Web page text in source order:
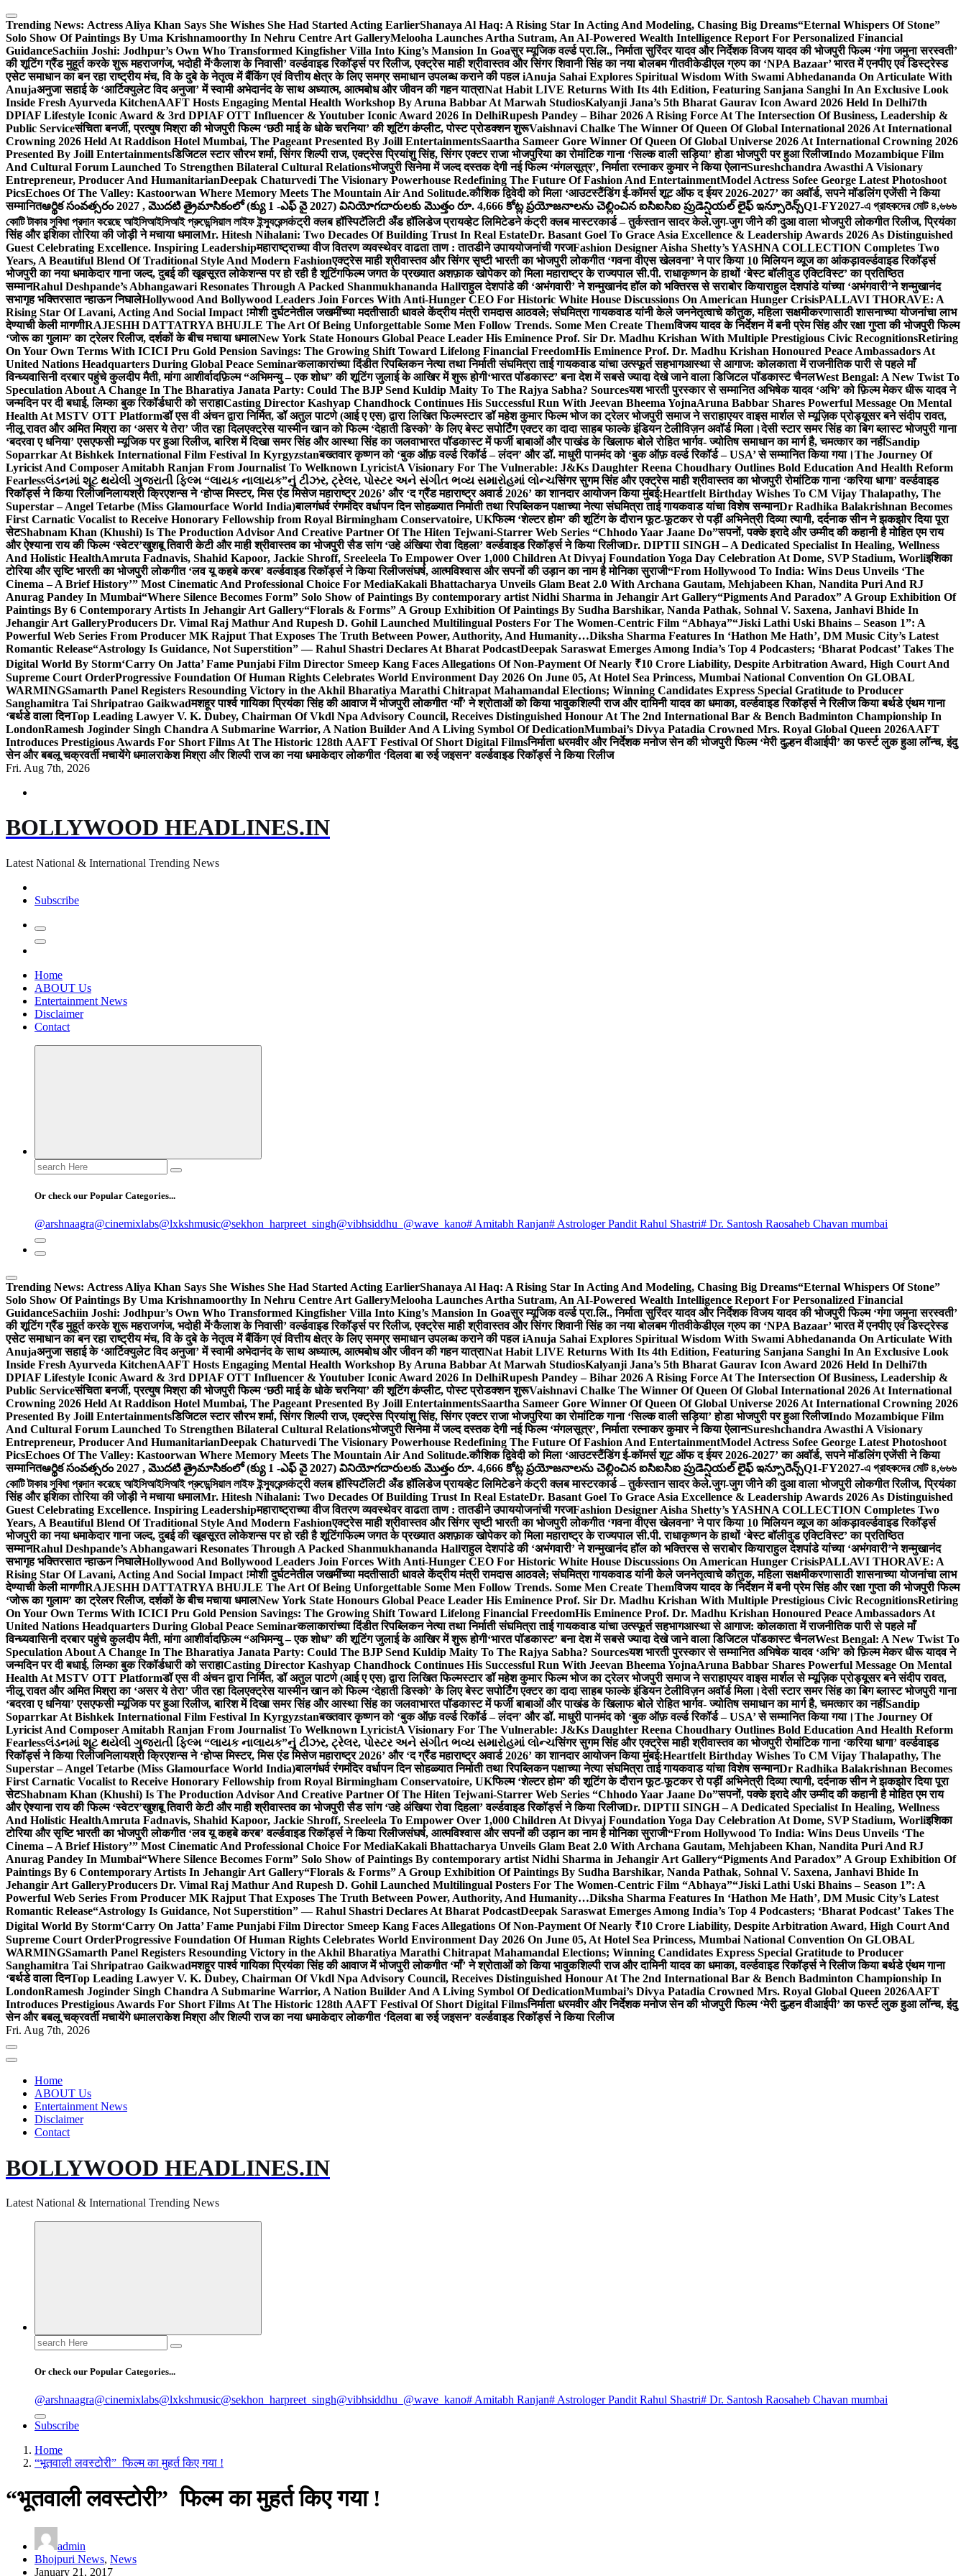
Skip
to
content
Trending News: Actress Aliya Khan Says She Wishes She Had Started Acting EarlierShanaya Al Haq: A Rising Star In Acting And Modeling, Chasing Big Dreams“Eternal Whispers Of Stone”
Solo Show Of Paintings By Uma Krishnamoorthy In Nehru Centre Art GalleryMelooha Launches Artha Sutram, An AI-Powered Wealth Intelligence Report For Personalized Financial
GuidanceSachiin Joshi: Jodhpur’s Own Who Transformed Kingfisher Villa Into King’s Mansion In Goaसुर म्यूजिक वर्ल्ड प्रा.लि., निर्माता सुरिंदर यादव और निर्देशक विजय यादव की भोजपुरी फिल्म ‘गंगा जमुना सरस्वती’
की शूटिंग ग्रैंड मुहूर्त करके शुरू महराजगंज, भदोही में‘कैलाश के निवासी’ वर्ल्डवाइड रिकॉर्ड्स पर रिलीज, एक्ट्रेस माही श्रीवास्तव और सिंगर शिवानी सिंह का नया बोलबम गीतवीकेडीएल ग्रुप का ‘NPA Bazaar’ भारत में एनपीए एवं डिस्ट्रेस्ड
एसेट समाधान का बन रहा राष्ट्रीय मंच, वि के दुबे के नेतृत्व में बैंकिंग एवं वित्तीय क्षेत्र के लिए समग्र समाधान उपलब्ध कराने की पहल iAnuja Sahai Explores Spiritual Wisdom With Swami Abhedananda On Articulate With
Anujaअनुजा सहाई के ‘आर्टिक्युलेट विद अनुजा’ में स्वामी अभेदानंद के साथ अध्यात्म, आत्मबोध और जीवन की गहन यात्राNat Habit LIVE Returns With Its 4th Edition, Featuring Sanjana Sanghi In An Exclusive Look
Inside Fresh Ayurveda KitchenAAFT Hosts Engaging Mental Health Workshop By Aruna Babbar At Marwah StudiosKalyanji Jana’s 5th Bharat Gaurav Icon Award 2026 Held In Delhi7th
DPIAF Lifestyle Iconic Award & 3rd DPIAF OTT Influencer & Youtuber Iconic Award 2026 In DelhiRupesh Pandey – Bihar 2026 A Rising Force At The Intersection Of Business, Leadership &
Public Serviceसंचिता बनर्जी, प्रत्युष मिश्रा की भोजपुरी फिल्म ‘छठी माई के धोके चरनिया’ की शूटिंग कंप्लीट, पोस्ट प्रोडक्शन शुरूVaishnavi Chalke The Winner Of Queen Of Global International 2026 At International
Crowning 2026 Held At Raddison Hotel Mumbai, The Pageant Presented By Joill EntertainmentsSaartha Sameer Gore Winner Of Queen Of Global Universe 2026 At International Crowning 2026
Presented By Joill Entertainmentsडिजिटल स्टार सौरभ शर्मा, सिंगर शिल्पी राज, एक्ट्रेस प्रियांशु सिंह, सिंगर एक्टर राजा भोजपुरिया का रोमांटिक गाना ‘सिल्क वाली सड़िया’ होडा भोजपुरी पर हुआ रिलीजIndo Mozambique Film
And Cultural Forum Launched To Strengthen Bilateral Cultural Relationsभोजपुरी सिनेमा में जल्द दस्तक देगी नई फिल्म ‘मंगलसूत्र’, निर्माता रत्नाकर कुमार ने किया ऐलानSureshchandra Awasthi A Visionary
Entrepreneur, Producer And HumanitarianDeepak Chaturvedi The Visionary Powerhouse Redefining The Future Of Fashion And EntertainmentModel Actress Sofee George Latest Photoshoot
PicsEchoes Of The Valley: Kastoorwan Where Memory Meets The Mountain Air And Solitude.कौशिक द्विवेदी को मिला ‘आउटस्टैंडिंग ई-कॉमर्स शूट ऑफ द ईयर 2026-2027’ का अवॉर्ड, सपने मॉडलिंग एजेंसी ने किया
सम्मानितఆర్థిక సంవత్సరం 2027 , మొదటి త్రైమాసికంలో (క్యు 1 -ఎఫ్ వై 2027) వినియోగదారులకు మొత్తం రూ. 4,666 కోట్ల ప్రయోజనాలను చెల్లించిన ఐసిఐసిఐ ప్రుడెన్షియల్ లైఫ్ ఇన్సూరెన్స్Q1-FY2027-এ গ্রাহকদের মোট ৪,৬৬৬
কোটি টাকার সুবিধা প্রদান করেছে আইসিআইসিআই প্রুডেন্সিয়াল লাইফ ইন্স্যুরেন্সकंट्री क्लब हॉस्पिटॅलिटी अँड हॉलिडेज प्रायव्हेट लिमिटेडने कंट्री क्लब मास्टरकार्ड – तुर्कस्तान सादर केले.जुग-जुग जीने की दुआ वाला भोजपुरी लोकगीत रिलीज, प्रियंका
सिंह और इशिका तोरिया की जोड़ी ने मचाया धमालMr. Hitesh Nihalani: Two Decades Of Building Trust In Real EstateDr. Basant Goel To Grace Asia Excellence & Leadership Awards 2026 As Distinguished
Guest Celebrating Excellence. Inspiring Leadershipमहाराष्ट्राच्या वीज वितरण व्यवस्थेवर वाढता ताण : तातडीने उपाययोजनांची गरजFashion Designer Aisha Shetty’s YASHNA COLLECTION Completes Two
Years, A Beautiful Blend Of Traditional Style And Modern Fashionएक्ट्रेस माही श्रीवास्तव और सिंगर सृष्टी भारती का भोजपुरी लोकगीत ‘गवना वीएस खेलवना’ ने पार किया 10 मिलियन व्यूज का आंकड़ावर्ल्डवाइड रिकॉर्ड्स
भोजपुरी का नया धमाकेदार गाना जल्द, दुबई की खूबसूरत लोकेशन्स पर हो रही है शूटिंगफिल्म जगत के प्रख्यात अशफ़ाक खोपेकर को मिला महाराष्ट्र के राज्यपाल सी.पी. राधाकृष्णन के हाथों ‘बेस्ट बॉलीवुड एक्टिविस्ट’ का प्रतिष्ठित
सम्मानRahul Deshpande’s Abhangawari Resonates Through A Packed Shanmukhananda Hallराहुल देशपांडे की ‘अभंगवारी’ ने शन्मुखानंद हॉल को भक्तिरस से सराबोर कियाराहुल देशपांडे यांच्या ‘अभंगवारी’ने शन्मुखानंद
सभागृह भक्तिरसात न्हाऊन निघालेHollywood And Bollywood Leaders Join Forces With Anti-Hunger CEO For Historic White House Discussions On American Hunger CrisisPALLAVI THORAVE: A
Rising Star Of Lavani, Acting And Social Impact !मोशी दुर्घटनेतील जखमींच्या मदतीसाठी धावले केंद्रीय मंत्री रामदास आठवले; संघमित्रा गायकवाड यांनी केले जननेतृत्वाचे कौतुक, महिला सक्षमीकरणासाठी शासनाच्या योजनांचा लाभ
देण्याची केली मागणीRAJESHH DATTATRYA BHUJLE The Art Of Being Unforgettable Some Men Follow Trends. Some Men Create Themविजय यादव के निर्देशन में बनी प्रेम सिंह और रक्षा गुप्ता की भोजपुरी फिल्म
‘जोरू का गुलाम’ का ट्रेलर रिलीज, दर्शकों के बीच मचाया धमालNew York State Honours Global Peace Leader His Eminence Prof. Sir Dr. Madhu Krishan With Multiple Prestigious Civic RecognitionsRetiring
On Your Own Terms With ICICI Pru Gold Pension Savings: The Growing Shift Toward Lifelong Financial FreedomHis Eminence Prof. Dr. Madhu Krishan Honoured Peace Ambassadors At
United Nations Headquarters During Global Peace Seminarकलाकारांच्या दिंडीत रिपब्लिकन नेत्या तथा निर्माती संघमित्रा ताई गायकवाड यांचा उत्स्फूर्त सहभागआस्था से आगाज: कोलकाता में राजनीतिक पारी से पहले माँ
विन्ध्यवासिनी दरबार पहुंचे कुलदीप मैती, मांगा आशीर्वादफ़िल्म “अभिमन्यु – एक शोध” की शूटिंग जुलाई के आखिर में शुरू होगी‘भारत पॉडकास्ट’ बना देश में सबसे ज्यादा देखे जाने वाला डिजिटल पॉडकास्ट चैनलWest Bengal: A New Twist To
Speculation About A Change In The Bharatiya Janata Party: Could The BJP Send Kuldip Maity To The Rajya Sabha? Sourcesयश भारती पुरस्कार से सम्मानित अभिषेक यादव ‘अभि’ को फ़िल्म मेकर धीरू यादव ने
जन्मदिन पर दी बधाई, लिम्का बुक रिकॉर्डधारी को सराहाCasting Director Kashyap Chandhock Continues His Successful Run With Jeevan Bheema YojnaAruna Babbar Shares Powerful Message On Mental
Health At MSTV OTT Platformडॉ एस वी अंचन द्वारा निर्मित, डॉ अतुल पाटणे (आई ए एस) द्वारा लिखित फिल्मस्टार डॉ महेश कुमार फिल्म भोज का ट्रेलर भोजपुरी समाज ने सराहाएयर वाइस मार्शल से म्यूज़िक प्रोड्यूसर बने संदीप रावत,
नीलू रावत और अमित मिश्रा का ‘असर ये तेरा’ जीत रहा दिलएक्ट्रेस यास्मीन खान को फिल्म ‘देहाती डिस्को’ के लिए बेस्ट सपोर्टिंग एक्टर का दादा साहब फाल्के इंडियन टेलीविज़न अवॉर्ड मिला।देसी स्टार समर सिंह का बिग ब्लास्ट भोजपुरी गाना
‘बदरवा ए धनिया’ एसएफसी म्यूजिक पर हुआ रिलीज, बारिश में दिखा समर सिंह और आस्था सिंह का जलवाभारत पॉडकास्ट में फर्जी बाबाओं और पाखंड के खिलाफ बोले रोहित भार्गव- ज्योतिष समाधान का मार्ग है, चमत्कार का नहींSandip
Soparrkar At Bishkek International Film Festival In Kyrgyzstanबख्तवार कृष्णन को ‘बुक ऑफ़ वर्ल्ड रिकॉर्ड – लंदन’ और डॉ. माधुरी पानमंद को ‘बुक ऑफ़ वर्ल्ड रिकॉर्ड – USA’ से सम्मानित किया गया।The Journey Of
Lyricist And Composer Amitabh Ranjan From Journalist To Welknown LyricistA Visionary For The Vulnerable: J&Ks Daughter Reena Choudhary Outlines Bold Education And Health Reform
Fearlessલંડનમાં શૂટ થયેલી ગુજરાતી ફિલ્મ “લાયક નાલાયક”નું ટીઝર, ટ્રેલર, પોસ્ટર અને સંગીત ભવ્ય સમારોહમાં લોન્ચसिंगर सुगम सिंह और एक्ट्रेस माही श्रीवास्तव का भोजपुरी रोमांटिक गाना ‘करिया धागा’ वर्ल्डवाइड
रिकॉर्ड्स ने किया रिलीजनिलायश्री क्रिएशन्स ने ‘होप्स मिस्टर, मिस एंड मिसेज महाराष्ट्र 2026’ और ‘द ग्रैंड महाराष्ट्र अवार्ड 2026’ का शानदार आयोजन किया मुंबई:Heartfelt Birthday Wishes To CM Vijay Thalapathy, The
Superstar – Angel Tetarbe (Miss Glamourface World India)बालगंधर्व रंगमंदिर वर्धापन दिन सोहळ्यात निर्माती तथा रिपब्लिकन पक्षाच्या नेत्या संघमित्रा ताई गायकवाड यांचा विशेष सन्मानDr Radhika Balakrishnan Becomes
First Carnatic Vocalist to Receive Honorary Fellowship from Royal Birmingham Conservatoire, UKफिल्म ‘शेल्टर होम’ की शूटिंग के दौरान फूट-फूटकर रो पड़ीं अभिनेत्री दिव्या त्यागी, दर्दनाक सीन ने झकझोर दिया पूरा
सेटShabnam Khan (Khushi) Is The Production Advisor And Creative Partner Of The Hiten Tejwani-Starrer Web Series “Chhodo Yaar Jaane Do”सपनों, पक्के इरादे और उम्मीद की कहानी है मोहित एम राय
और ऐश्याना राय की फिल्म ‘स्वेटर’खुशबू तिवारी केटी और माही श्रीवास्तव का भोजपुरी सैड सांग ‘उहे अंखिया रोवा दिहला’ वर्ल्डवाइड रिकॉर्ड्स ने किया रिलीजDr. DIPTII SINGH – A Dedicated Specialist In Healing, Wellness
And Holistic HealthAmruta Fadnavis, Shahid Kapoor, Jackie Shroff, Sreeleela To Empower Over 1,000 Children At Divyaj Foundation Yoga Day Celebration At Dome, SVP Stadium, Worliइशिका
टोरिया और सृष्टि भारती का भोजपुरी लोकगीत ‘लव यू कहबे करब’ वर्ल्डवाइड रिकॉर्ड्स ने किया रिलीजसंघर्ष, आत्मविश्वास और सपनों की उड़ान का नाम है मोनिका सुराजी“From Hollywood To India: Wins Deus Unveils ‘The
Cinema – A Brief History’” Most Cinematic And Professional Choice For MediaKakali Bhattacharya Unveils Glam Beat 2.0 With Archana Gautam, Mehjabeen Khan, Nandita Puri And RJ
Anurag Pandey In Mumbai“Where Silence Becomes Form” Solo Show of Paintings By contemporary artist Nidhi Sharma in Jehangir Art Gallery“Pigments And Paradox” A Group Exhibition Of
Paintings By 6 Contemporary Artists In Jehangir Art Gallery“Florals & Forms” A Group Exhibition Of Paintings By Sudha Barshikar, Nanda Pathak, Sohnal V. Saxena, Janhavi Bhide In
Jehangir Art GalleryProducers Dr. Vimal Raj Mathur And Rupesh D. Gohil Launched Multilingual Posters For The Women-Centric Film “Abhaya”“Jiski Lathi Uski Bhains – Season 1”: A
Powerful Web Series From Producer MK Rajput That Exposes The Truth Between Power, Authority, And Humanity…Diksha Sharma Features In ‘Hathon Me Hath’, DM Music City’s Latest
Romantic Release“Astrology Is Guidance, Not Superstition” — Rahul Shastri Declares At Bharat PodcastDeepak Saraswat Emerges Among India’s Top 4 Podcasters; ‘Bharat Podcast’ Takes The
Digital World By Storm‘Carry On Jatta’ Fame Punjabi Film Director Smeep Kang Faces Allegations Of Non-Payment Of Nearly ₹10 Crore Liability, Despite Arbitration Award, High Court And
Supreme Court OrderProgressive Foundation Of Human Rights Celebrates World Environment Day 2026 On June 05, At Hotel Sea Princess, Mumbai National Convention On GLOBAL
WARMINGSamarth Panel Registers Resounding Victory in the Akhil Bharatiya Marathi Chitrapat Mahamandal Elections; Winning Candidates Express Special Gratitude to Producer
Sanghamitra Tai Shripatrao Gaikwadमशहूर पार्श्व गायिका प्रियंका सिंह की आवाज में भोजपुरी लोकगीत ‘माँ’ ने श्रोताओं को किया भावुकशिल्पी राज और दामिनी यादव का धमाका, वर्ल्डवाइड रिकॉर्ड्स ने रिलीज किया बर्थडे एंथम गाना
‘बर्थडे वाला दिनTop Leading Lawyer V. K. Dubey, Chairman Of Vkdl Npa Advisory Council, Receives Distinguished Honour At The 2nd International Bar & Bench Badminton Championship In
LondonRamesh Joginder Singh Chandra A Submarine Warrior, A Nation Builder And A Living Symbol Of DedicationMumbai’s Divya Patadia Crowned Mrs. Royal Global Queen 2026AAFT
Introduces Prestigious Awards For Short Films At The Historic 128th AAFT Festival Of Short Digital Filmsनिर्माता धरमवीर और निर्देशक मनोज सेन की भोजपुरी फिल्म ‘मेरी दुल्हन वीआईपी’ का फर्स्ट लुक हुआ लॉन्च, इंदु
सेन और बबलू चक्रवर्ती मचायेंगे धमालराकेश मिश्रा और शिल्पी राज का नया धमाकेदार लोकगीत ‘दिलवा बा रुई जइसन’ वर्ल्डवाइड रिकॉर्ड्स ने किया रिलीज
Fri. Aug 7th, 2026
BOLLYWOOD HEADLINES.IN
Latest National & International Trending News
Subscribe
Home
ABOUT Us
Entertainment News
Disclaimer
Contact
Search
for:
Or check our Popular Categories...
@arshnaagra@cinemixlabs@lxkshmusic@sekhon_harpreet_singh@vibhsiddhu_ @wave_kano# Amitabh Ranjan# Astrologer Pandit Rahul Shastri# Dr. Santosh Raosaheb Chavan mumbai
Trending News: Actress Aliya Khan Says She Wishes She Had Started Acting EarlierShanaya Al Haq: A Rising Star In Acting And Modeling, Chasing Big Dreams“Eternal Whispers Of Stone”
Solo Show Of Paintings By Uma Krishnamoorthy In Nehru Centre Art GalleryMelooha Launches Artha Sutram, An AI-Powered Wealth Intelligence Report For Personalized Financial
GuidanceSachiin Joshi: Jodhpur’s Own Who Transformed Kingfisher Villa Into King’s Mansion In Goaसुर म्यूजिक वर्ल्ड प्रा.लि., निर्माता सुरिंदर यादव और निर्देशक विजय यादव की भोजपुरी फिल्म ‘गंगा जमुना सरस्वती’
की शूटिंग ग्रैंड मुहूर्त करके शुरू महराजगंज, भदोही में‘कैलाश के निवासी’ वर्ल्डवाइड रिकॉर्ड्स पर रिलीज, एक्ट्रेस माही श्रीवास्तव और सिंगर शिवानी सिंह का नया बोलबम गीतवीकेडीएल ग्रुप का ‘NPA Bazaar’ भारत में एनपीए एवं डिस्ट्रेस्ड
एसेट समाधान का बन रहा राष्ट्रीय मंच, वि के दुबे के नेतृत्व में बैंकिंग एवं वित्तीय क्षेत्र के लिए समग्र समाधान उपलब्ध कराने की पहल iAnuja Sahai Explores Spiritual Wisdom With Swami Abhedananda On Articulate With
Anujaअनुजा सहाई के ‘आर्टिक्युलेट विद अनुजा’ में स्वामी अभेदानंद के साथ अध्यात्म, आत्मबोध और जीवन की गहन यात्राNat Habit LIVE Returns With Its 4th Edition, Featuring Sanjana Sanghi In An Exclusive Look
Inside Fresh Ayurveda KitchenAAFT Hosts Engaging Mental Health Workshop By Aruna Babbar At Marwah StudiosKalyanji Jana’s 5th Bharat Gaurav Icon Award 2026 Held In Delhi7th
DPIAF Lifestyle Iconic Award & 3rd DPIAF OTT Influencer & Youtuber Iconic Award 2026 In DelhiRupesh Pandey – Bihar 2026 A Rising Force At The Intersection Of Business, Leadership &
Public Serviceसंचिता बनर्जी, प्रत्युष मिश्रा की भोजपुरी फिल्म ‘छठी माई के धोके चरनिया’ की शूटिंग कंप्लीट, पोस्ट प्रोडक्शन शुरूVaishnavi Chalke The Winner Of Queen Of Global International 2026 At International
Crowning 2026 Held At Raddison Hotel Mumbai, The Pageant Presented By Joill EntertainmentsSaartha Sameer Gore Winner Of Queen Of Global Universe 2026 At International Crowning 2026
Presented By Joill Entertainmentsडिजिटल स्टार सौरभ शर्मा, सिंगर शिल्पी राज, एक्ट्रेस प्रियांशु सिंह, सिंगर एक्टर राजा भोजपुरिया का रोमांटिक गाना ‘सिल्क वाली सड़िया’ होडा भोजपुरी पर हुआ रिलीजIndo Mozambique Film
And Cultural Forum Launched To Strengthen Bilateral Cultural Relationsभोजपुरी सिनेमा में जल्द दस्तक देगी नई फिल्म ‘मंगलसूत्र’, निर्माता रत्नाकर कुमार ने किया ऐलानSureshchandra Awasthi A Visionary
Entrepreneur, Producer And HumanitarianDeepak Chaturvedi The Visionary Powerhouse Redefining The Future Of Fashion And EntertainmentModel Actress Sofee George Latest Photoshoot
PicsEchoes Of The Valley: Kastoorwan Where Memory Meets The Mountain Air And Solitude.कौशिक द्विवेदी को मिला ‘आउटस्टैंडिंग ई-कॉमर्स शूट ऑफ द ईयर 2026-2027’ का अवॉर्ड, सपने मॉडलिंग एजेंसी ने किया
सम्मानितఆర్థిక సంవత్సరం 2027 , మొదటి త్రైమాసికంలో (క్యు 1 -ఎఫ్ వై 2027) వినియోగదారులకు మొత్తం రూ. 4,666 కోట్ల ప్రయోజనాలను చెల్లించిన ఐసిఐసిఐ ప్రుడెన్షియల్ లైఫ్ ఇన్సూరెన్స్Q1-FY2027-এ গ্রাহকদের মোট ৪,৬৬৬
কোটি টাকার সুবিধা প্রদান করেছে আইসিআইসিআই প্রুডেন্সিয়াল লাইফ ইন্স্যুরেন্সकंट्री क्लब हॉस्पिटॅलिटी अँड हॉलिडेज प्रायव्हेट लिमिटेडने कंट्री क्लब मास्टरकार्ड – तुर्कस्तान सादर केले.जुग-जुग जीने की दुआ वाला भोजपुरी लोकगीत रिलीज, प्रियंका
सिंह और इशिका तोरिया की जोड़ी ने मचाया धमालMr. Hitesh Nihalani: Two Decades Of Building Trust In Real EstateDr. Basant Goel To Grace Asia Excellence & Leadership Awards 2026 As Distinguished
Guest Celebrating Excellence. Inspiring Leadershipमहाराष्ट्राच्या वीज वितरण व्यवस्थेवर वाढता ताण : तातडीने उपाययोजनांची गरजFashion Designer Aisha Shetty’s YASHNA COLLECTION Completes Two
Years, A Beautiful Blend Of Traditional Style And Modern Fashionएक्ट्रेस माही श्रीवास्तव और सिंगर सृष्टी भारती का भोजपुरी लोकगीत ‘गवना वीएस खेलवना’ ने पार किया 10 मिलियन व्यूज का आंकड़ावर्ल्डवाइड रिकॉर्ड्स
भोजपुरी का नया धमाकेदार गाना जल्द, दुबई की खूबसूरत लोकेशन्स पर हो रही है शूटिंगफिल्म जगत के प्रख्यात अशफ़ाक खोपेकर को मिला महाराष्ट्र के राज्यपाल सी.पी. राधाकृष्णन के हाथों ‘बेस्ट बॉलीवुड एक्टिविस्ट’ का प्रतिष्ठित
सम्मानRahul Deshpande’s Abhangawari Resonates Through A Packed Shanmukhananda Hallराहुल देशपांडे की ‘अभंगवारी’ ने शन्मुखानंद हॉल को भक्तिरस से सराबोर कियाराहुल देशपांडे यांच्या ‘अभंगवारी’ने शन्मुखानंद
सभागृह भक्तिरसात न्हाऊन निघालेHollywood And Bollywood Leaders Join Forces With Anti-Hunger CEO For Historic White House Discussions On American Hunger CrisisPALLAVI THORAVE: A
Rising Star Of Lavani, Acting And Social Impact !मोशी दुर्घटनेतील जखमींच्या मदतीसाठी धावले केंद्रीय मंत्री रामदास आठवले; संघमित्रा गायकवाड यांनी केले जननेतृत्वाचे कौतुक, महिला सक्षमीकरणासाठी शासनाच्या योजनांचा लाभ
देण्याची केली मागणीRAJESHH DATTATRYA BHUJLE The Art Of Being Unforgettable Some Men Follow Trends. Some Men Create Themविजय यादव के निर्देशन में बनी प्रेम सिंह और रक्षा गुप्ता की भोजपुरी फिल्म
‘जोरू का गुलाम’ का ट्रेलर रिलीज, दर्शकों के बीच मचाया धमालNew York State Honours Global Peace Leader His Eminence Prof. Sir Dr. Madhu Krishan With Multiple Prestigious Civic RecognitionsRetiring
On Your Own Terms With ICICI Pru Gold Pension Savings: The Growing Shift Toward Lifelong Financial FreedomHis Eminence Prof. Dr. Madhu Krishan Honoured Peace Ambassadors At
United Nations Headquarters During Global Peace Seminarकलाकारांच्या दिंडीत रिपब्लिकन नेत्या तथा निर्माती संघमित्रा ताई गायकवाड यांचा उत्स्फूर्त सहभागआस्था से आगाज: कोलकाता में राजनीतिक पारी से पहले माँ
विन्ध्यवासिनी दरबार पहुंचे कुलदीप मैती, मांगा आशीर्वादफ़िल्म “अभिमन्यु – एक शोध” की शूटिंग जुलाई के आखिर में शुरू होगी‘भारत पॉडकास्ट’ बना देश में सबसे ज्यादा देखे जाने वाला डिजिटल पॉडकास्ट चैनलWest Bengal: A New Twist To
Speculation About A Change In The Bharatiya Janata Party: Could The BJP Send Kuldip Maity To The Rajya Sabha? Sourcesयश भारती पुरस्कार से सम्मानित अभिषेक यादव ‘अभि’ को फ़िल्म मेकर धीरू यादव ने
जन्मदिन पर दी बधाई, लिम्का बुक रिकॉर्डधारी को सराहाCasting Director Kashyap Chandhock Continues His Successful Run With Jeevan Bheema YojnaAruna Babbar Shares Powerful Message On Mental
Health At MSTV OTT Platformडॉ एस वी अंचन द्वारा निर्मित, डॉ अतुल पाटणे (आई ए एस) द्वारा लिखित फिल्मस्टार डॉ महेश कुमार फिल्म भोज का ट्रेलर भोजपुरी समाज ने सराहाएयर वाइस मार्शल से म्यूज़िक प्रोड्यूसर बने संदीप रावत,
नीलू रावत और अमित मिश्रा का ‘असर ये तेरा’ जीत रहा दिलएक्ट्रेस यास्मीन खान को फिल्म ‘देहाती डिस्को’ के लिए बेस्ट सपोर्टिंग एक्टर का दादा साहब फाल्के इंडियन टेलीविज़न अवॉर्ड मिला।देसी स्टार समर सिंह का बिग ब्लास्ट भोजपुरी गाना
‘बदरवा ए धनिया’ एसएफसी म्यूजिक पर हुआ रिलीज, बारिश में दिखा समर सिंह और आस्था सिंह का जलवाभारत पॉडकास्ट में फर्जी बाबाओं और पाखंड के खिलाफ बोले रोहित भार्गव- ज्योतिष समाधान का मार्ग है, चमत्कार का नहींSandip
Soparrkar At Bishkek International Film Festival In Kyrgyzstanबख्तवार कृष्णन को ‘बुक ऑफ़ वर्ल्ड रिकॉर्ड – लंदन’ और डॉ. माधुरी पानमंद को ‘बुक ऑफ़ वर्ल्ड रिकॉर्ड – USA’ से सम्मानित किया गया।The Journey Of
Lyricist And Composer Amitabh Ranjan From Journalist To Welknown LyricistA Visionary For The Vulnerable: J&Ks Daughter Reena Choudhary Outlines Bold Education And Health Reform
Fearlessલંડનમાં શૂટ થયેલી ગુજરાતી ફિલ્મ “લાયક નાલાયક”નું ટીઝર, ટ્રેલર, પોસ્ટર અને સંગીત ભવ્ય સમારોહમાં લોન્ચसिंगर सुगम सिंह और एक्ट्रेस माही श्रीवास्तव का भोजपुरी रोमांटिक गाना ‘करिया धागा’ वर्ल्डवाइड
रिकॉर्ड्स ने किया रिलीजनिलायश्री क्रिएशन्स ने ‘होप्स मिस्टर, मिस एंड मिसेज महाराष्ट्र 2026’ और ‘द ग्रैंड महाराष्ट्र अवार्ड 2026’ का शानदार आयोजन किया मुंबई:Heartfelt Birthday Wishes To CM Vijay Thalapathy, The
Superstar – Angel Tetarbe (Miss Glamourface World India)बालगंधर्व रंगमंदिर वर्धापन दिन सोहळ्यात निर्माती तथा रिपब्लिकन पक्षाच्या नेत्या संघमित्रा ताई गायकवाड यांचा विशेष सन्मानDr Radhika Balakrishnan Becomes
First Carnatic Vocalist to Receive Honorary Fellowship from Royal Birmingham Conservatoire, UKफिल्म ‘शेल्टर होम’ की शूटिंग के दौरान फूट-फूटकर रो पड़ीं अभिनेत्री दिव्या त्यागी, दर्दनाक सीन ने झकझोर दिया पूरा
सेटShabnam Khan (Khushi) Is The Production Advisor And Creative Partner Of The Hiten Tejwani-Starrer Web Series “Chhodo Yaar Jaane Do”सपनों, पक्के इरादे और उम्मीद की कहानी है मोहित एम राय
और ऐश्याना राय की फिल्म ‘स्वेटर’खुशबू तिवारी केटी और माही श्रीवास्तव का भोजपुरी सैड सांग ‘उहे अंखिया रोवा दिहला’ वर्ल्डवाइड रिकॉर्ड्स ने किया रिलीजDr. DIPTII SINGH – A Dedicated Specialist In Healing, Wellness
And Holistic HealthAmruta Fadnavis, Shahid Kapoor, Jackie Shroff, Sreeleela To Empower Over 1,000 Children At Divyaj Foundation Yoga Day Celebration At Dome, SVP Stadium, Worliइशिका
टोरिया और सृष्टि भारती का भोजपुरी लोकगीत ‘लव यू कहबे करब’ वर्ल्डवाइड रिकॉर्ड्स ने किया रिलीजसंघर्ष, आत्मविश्वास और सपनों की उड़ान का नाम है मोनिका सुराजी“From Hollywood To India: Wins Deus Unveils ‘The
Cinema – A Brief History’” Most Cinematic And Professional Choice For MediaKakali Bhattacharya Unveils Glam Beat 2.0 With Archana Gautam, Mehjabeen Khan, Nandita Puri And RJ
Anurag Pandey In Mumbai“Where Silence Becomes Form” Solo Show of Paintings By contemporary artist Nidhi Sharma in Jehangir Art Gallery“Pigments And Paradox” A Group Exhibition Of
Paintings By 6 Contemporary Artists In Jehangir Art Gallery“Florals & Forms” A Group Exhibition Of Paintings By Sudha Barshikar, Nanda Pathak, Sohnal V. Saxena, Janhavi Bhide In
Jehangir Art GalleryProducers Dr. Vimal Raj Mathur And Rupesh D. Gohil Launched Multilingual Posters For The Women-Centric Film “Abhaya”“Jiski Lathi Uski Bhains – Season 1”: A
Powerful Web Series From Producer MK Rajput That Exposes The Truth Between Power, Authority, And Humanity…Diksha Sharma Features In ‘Hathon Me Hath’, DM Music City’s Latest
Romantic Release“Astrology Is Guidance, Not Superstition” — Rahul Shastri Declares At Bharat PodcastDeepak Saraswat Emerges Among India’s Top 4 Podcasters; ‘Bharat Podcast’ Takes The
Digital World By Storm‘Carry On Jatta’ Fame Punjabi Film Director Smeep Kang Faces Allegations Of Non-Payment Of Nearly ₹10 Crore Liability, Despite Arbitration Award, High Court And
Supreme Court OrderProgressive Foundation Of Human Rights Celebrates World Environment Day 2026 On June 05, At Hotel Sea Princess, Mumbai National Convention On GLOBAL
WARMINGSamarth Panel Registers Resounding Victory in the Akhil Bharatiya Marathi Chitrapat Mahamandal Elections; Winning Candidates Express Special Gratitude to Producer
Sanghamitra Tai Shripatrao Gaikwadमशहूर पार्श्व गायिका प्रियंका सिंह की आवाज में भोजपुरी लोकगीत ‘माँ’ ने श्रोताओं को किया भावुकशिल्पी राज और दामिनी यादव का धमाका, वर्ल्डवाइड रिकॉर्ड्स ने रिलीज किया बर्थडे एंथम गाना
‘बर्थडे वाला दिनTop Leading Lawyer V. K. Dubey, Chairman Of Vkdl Npa Advisory Council, Receives Distinguished Honour At The 2nd International Bar & Bench Badminton Championship In
LondonRamesh Joginder Singh Chandra A Submarine Warrior, A Nation Builder And A Living Symbol Of DedicationMumbai’s Divya Patadia Crowned Mrs. Royal Global Queen 2026AAFT
Introduces Prestigious Awards For Short Films At The Historic 128th AAFT Festival Of Short Digital Filmsनिर्माता धरमवीर और निर्देशक मनोज सेन की भोजपुरी फिल्म ‘मेरी दुल्हन वीआईपी’ का फर्स्ट लुक हुआ लॉन्च, इंदु
सेन और बबलू चक्रवर्ती मचायेंगे धमालराकेश मिश्रा और शिल्पी राज का नया धमाकेदार लोकगीत ‘दिलवा बा रुई जइसन’ वर्ल्डवाइड रिकॉर्ड्स ने किया रिलीज
Fri. Aug 7th, 2026
Home
ABOUT Us
Entertainment News
Disclaimer
Contact
BOLLYWOOD HEADLINES.IN
Latest National & International Trending News
Search
for:
Or check our Popular Categories...
@arshnaagra@cinemixlabs@lxkshmusic@sekhon_harpreet_singh@vibhsiddhu_ @wave_kano# Amitabh Ranjan# Astrologer Pandit Rahul Shastri# Dr. Santosh Raosaheb Chavan mumbai
Subscribe
Home
“भूतवाली लवस्टोरी” फिल्म का मुहर्त किए गया !
“भूतवाली लवस्टोरी” फिल्म का मुहर्त किए गया !
admin
Bhojpuri News, News
January 21, 2017